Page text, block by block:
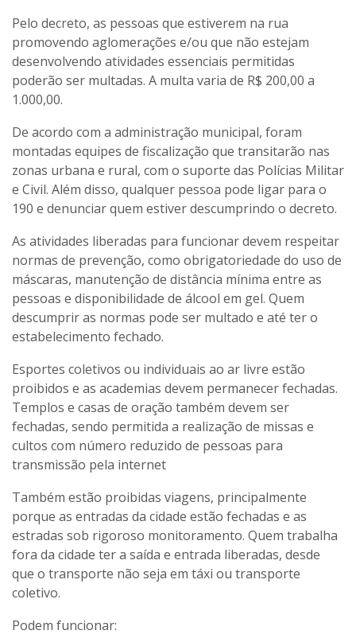
Pelo decreto, as pessoas que estiverem na rua
promovendo aglomerações e/ou que não estejam
desenvolvendo atividades essenciais permitidas
poderão ser multadas. A multa varia de R$ 200,00 a
1.000,00.
De acordo com a administração municipal, foram
montadas equipes de fiscalização que transitarão nas
zonas urbana e rural, com o suporte das Polícias Militar
e Civil. Além disso, qualquer pessoa pode ligar para o
190 e denunciar quem estiver descumprindo o decreto.
As atividades liberadas para funcionar devem respeitar
normas de prevenção, como obrigatoriedade do uso de
máscaras, manutenção de distância mínima entre as
pessoas e disponibilidade de álcool em gel. Quem
descumprir as normas pode ser multado e até ter o
estabelecimento fechado.
Esportes coletivos ou individuais ao ar livre estão
proibidos e as academias devem permanecer fechadas.
Templos e casas de oração também devem ser
fechadas, sendo permitida a realização de missas e
cultos com número reduzido de pessoas para
transmissão pela internet
Também estão proibidas viagens, principalmente
porque as entradas da cidade estão fechadas e as
estradas sob rigoroso monitoramento. Quem trabalha
fora da cidade ter a saída e entrada liberadas, desde
que o transporte não seja em táxi ou transporte
coletivo.
Podem funcionar: